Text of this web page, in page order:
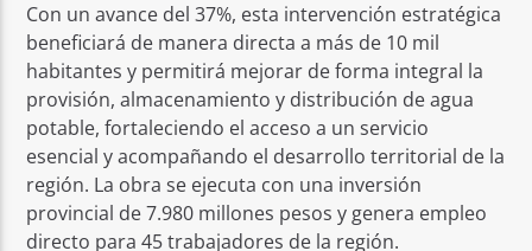
Con un avance del 37%, esta intervención estratégica
beneficiará de manera directa a más de 10 mil
habitantes y permitirá mejorar de forma integral la
provisión, almacenamiento y distribución de agua
potable, fortaleciendo el acceso a un servicio
esencial y acompañando el desarrollo territorial de la
región. La obra se ejecuta con una inversión
provincial de 7.980 millones pesos y genera empleo
directo para 45 trabajadores de la región.